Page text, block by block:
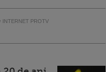
INTERNET PROTV